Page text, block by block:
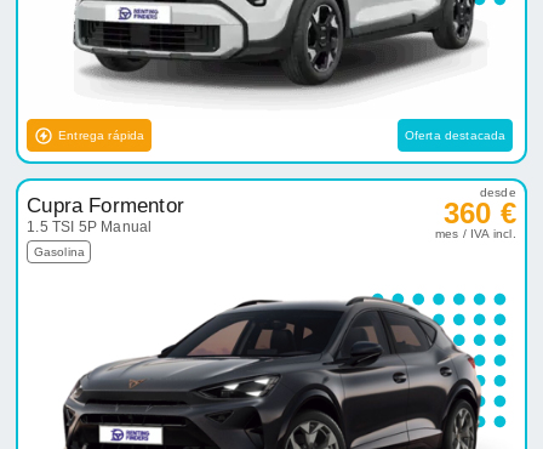
Entrega rápida Oferta destacada
Cupra Formentor
1.5 TSI 5P Manual
Gasolina
desde
360 €
mes / IVA incl.